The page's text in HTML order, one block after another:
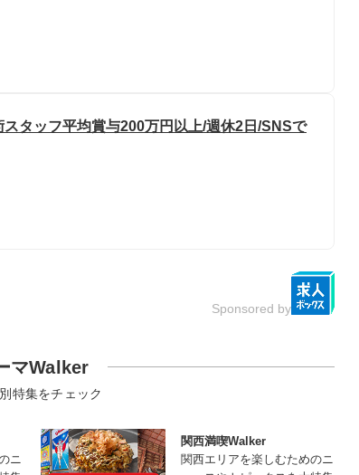
スタッフ平均賞与200万円以上/週休2日/SNSで
Sponsored by
マWalker
特集をチェック
ニ
関西満喫Walker
関西エリアを楽しむためのニ